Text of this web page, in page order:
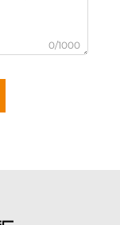
0/1000